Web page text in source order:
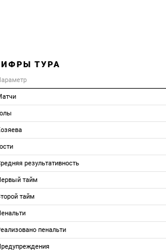
ТУРА
результативность
тайм
тайм
пенальти